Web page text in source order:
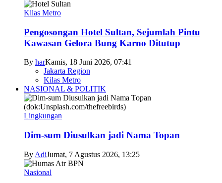
Kilas Metro
Pengosongan Hotel Sultan, Sejumlah Pintu
Kawasan Gelora Bung Karno Ditutup
By harKamis, 18 Juni 2026, 07:41
Jakarta Region
Kilas Metro
NASIONAL & POLITIK
Lingkungan
Dim-sum Diusulkan jadi Nama Topan
By AdiJumat, 7 Agustus 2026, 13:25
Nasional